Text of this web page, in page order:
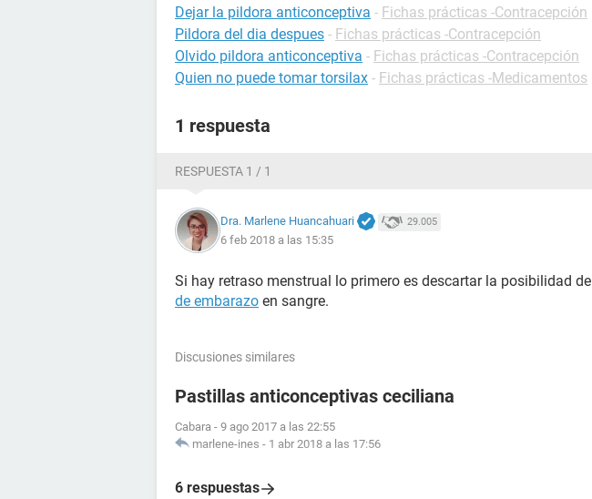
Dejar la pildora anticonceptiva - Fichas prácticas -Contracepción
Pildora del dia despues - Fichas prácticas -Contracepción
Olvido pildora anticonceptiva - Fichas prácticas -Contracepción
Quien no puede tomar torsilax - Fichas prácticas -Medicamentos
1 respuesta
RESPUESTA 1 / 1
Dra. Marlene Huancahuari 29.005
6 feb 2018 a las 15:35
Si hay retraso menstrual lo primero es descartar la posibilidad de
de embarazo en sangre.
Discusiones similares
Pastillas anticonceptivas ceciliana
Cabara - 9 ago 2017 a las 22:55
marlene-ines - 1 abr 2018 a las 17:56
6 respuestas